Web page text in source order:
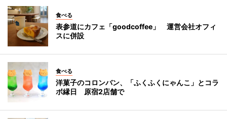
食べる
表参道にカフェ「goodcoffee」 運営会社オフィ
スに併設
食べる
洋菓子のコロンバン、「ふくふくにゃんこ」とコラ
ボ縁日 原宿2店舗で